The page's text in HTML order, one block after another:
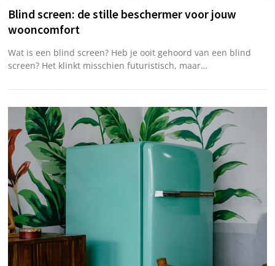
Blind screen: de stille beschermer voor jouw
wooncomfort
Wat is een blind screen? Heb je ooit gehoord van een blind
screen? Het klinkt misschien futuristisch, maar…